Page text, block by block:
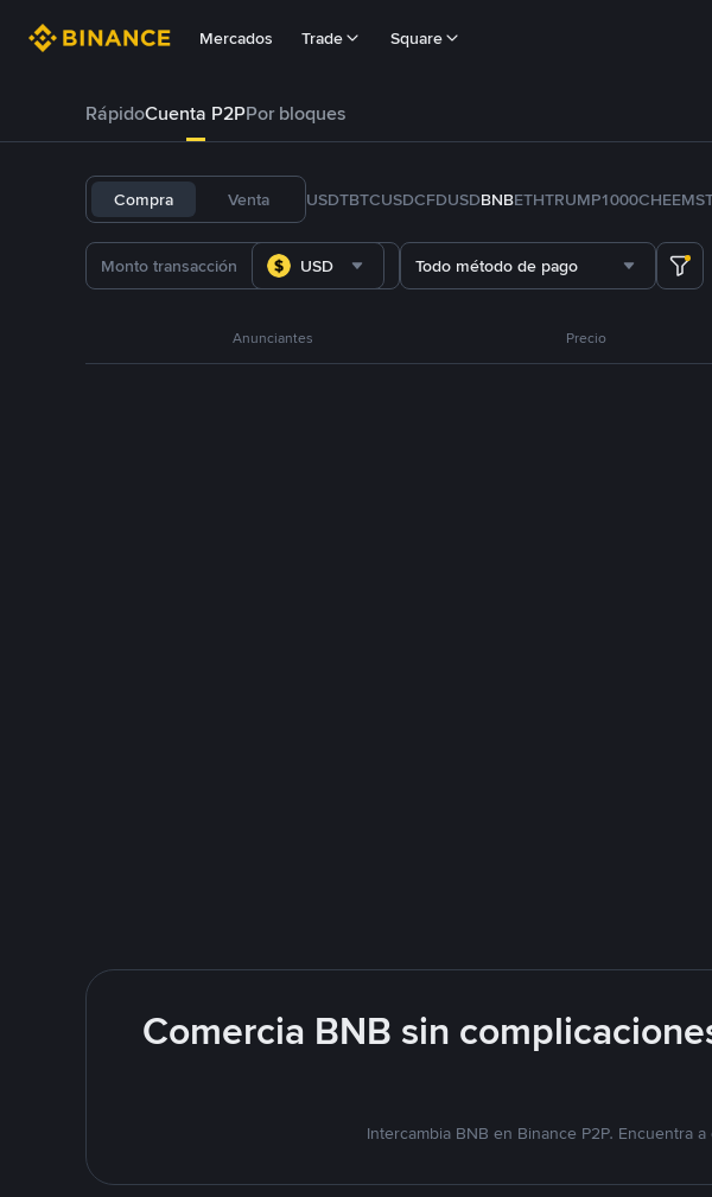
Mercados Trade Square
RápidoCuenta P2PPor bloques
Compra Venta USDTBTCUSDCFDUSDBNBETHTRUMP1000CHEEMS
USD Todo método de pago
Anunciantes Precio
Comercia BNB sin
Intercambia BNB en Binance P2P. Encuentra